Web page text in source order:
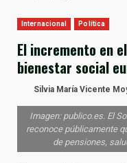
Internacional Política
El incremento en
bienestar social
Silvia María Vicente
Imagen: publico.es. El
reconoce públicamente
de pensiones,